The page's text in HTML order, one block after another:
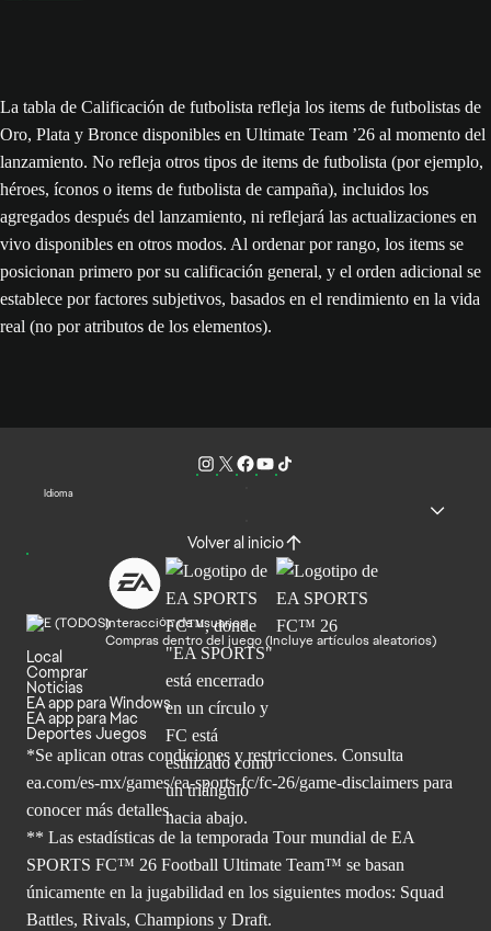
La tabla de Calificación de futbolista refleja los items de futbolistas de
Oro, Plata y Bronce disponibles en Ultimate Team ’26 al momento del
lanzamiento. No refleja otros tipos de items de futbolista (por ejemplo,
héroes, íconos o items de futbolista de campaña), incluidos los
agregados después del lanzamiento, ni reflejará las actualizaciones en
vivo disponibles en otros modos. Al ordenar por rango, los items se
posicionan primero por su calificación general, y el orden adicional se
establece por factores subjetivos, basados en el rendimiento en la vida
real (no por atributos de los elementos).
Idioma
Volver al inicio
Interacción de usuarios
Compras dentro del juego (Incluye artículos aleatorios)
Local
Comprar
Noticias
EA app para Windows
EA app para Mac
Deportes Juegos
*Se aplican otras condiciones y restricciones. Consulta
ea.com/es-mx/games/ea-sports-fc/fc-26/game-disclaimers para
conocer más detalles.
** Las estadísticas de la temporada Tour mundial de EA
SPORTS FC™ 26 Football Ultimate Team™ se basan
únicamente en la jugabilidad en los siguientes modos: Squad
Battles, Rivals, Champions y Draft.